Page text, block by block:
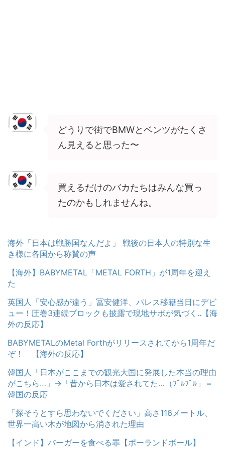
どうりで街でBMWとベンツがたくさ
ん見えると思った〜
買えるだけのバカたちはみんな買っ
たのかもしれませんね。
海外「日本は戦勝国なんだよ」 戦後の日本人の特別な生
き様に各国から称賛の声
【海外】BABYMETAL「METAL FORTH」が1周年を迎え
た
英国人「安心感が違う」冨安健洋、パレス移籍当日にデビ
ュー！圧巻3連続ブロックも披露で現地サポが気づく..【海
外の反応】
BABYMETALのMetal Forthがリリースされてから1周年だ
ぞ！ 【海外の反応】
韓国人「日本がここまでの観光大国に発展した本当の理由
がこちら…」→「昔から日本は愛されてた…（ﾌﾞﾙﾌﾞﾙ」＝
韓国の反応
「探そうとすら思わないでください」高さ116メートル、
世界一高い木が地図から消された理由
【インド】バーガーを食べる罪【ポーランドボール】